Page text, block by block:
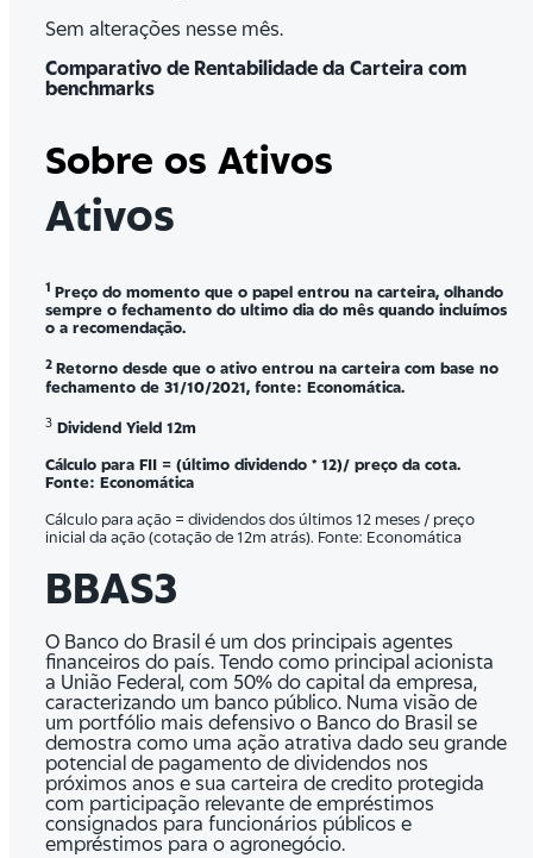
Sem alterações nesse mês.
Comparativo de Rentabilidade da Carteira com
benchmarks
Sobre os Ativos
Ativos
1 Preço do momento que o papel entrou na carteira, olhando
sempre o fechamento do ultimo dia do mês quando incluímos
o a recomendação.
2 Retorno desde que o ativo entrou na carteira com base no
fechamento de 31/10/2021, fonte: Economática.
3 Dividend Yield 12m
Cálculo para FII = (último dividendo * 12)/ preço da cota.
Fonte: Economática
Cálculo para ação = dividendos dos últimos 12 meses / preço
inicial da ação (cotação de 12m atrás). Fonte: Economática
BBAS3
O Banco do Brasil é um dos principais agentes
financeiros do país. Tendo como principal acionista
a União Federal, com 50% do capital da empresa,
caracterizando um banco público. Numa visão de
um portfólio mais defensivo o Banco do Brasil se
demostra como uma ação atrativa dado seu grande
potencial de pagamento de dividendos nos
próximos anos e sua carteira de credito protegida
com participação relevante de empréstimos
consignados para funcionários públicos e
empréstimos para o agronegócio.